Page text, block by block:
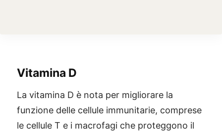
Vitamina D
La vitamina D è nota per migliorare la
funzione delle cellule immunitarie, comprese
le cellule T e i macrofagi che proteggono il